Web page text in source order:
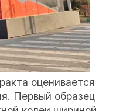
оценивается
Первый образец